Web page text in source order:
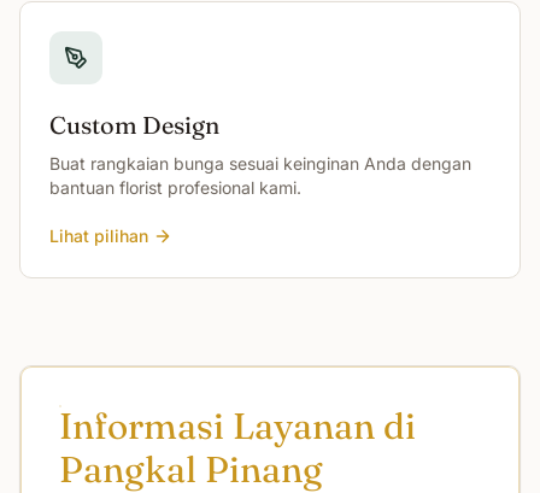
Custom Design
Buat rangkaian bunga sesuai keinginan Anda dengan
bantuan florist profesional kami.
Lihat pilihan
Informasi Layanan di
Pangkal Pinang